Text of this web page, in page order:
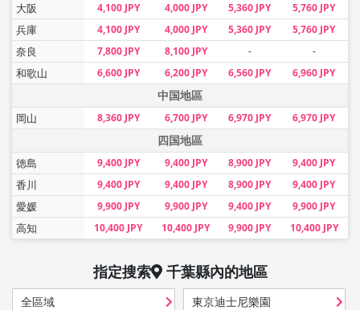
大阪 4,100 JPY 4,000 JPY 5,360 JPY 5,760 JPY
兵庫 4,100 JPY 4,000 JPY 5,360 JPY 5,760 JPY
奈良 7,800 JPY 8,100 JPY - -
和歌山 6,600 JPY 6,200 JPY 6,560 JPY 6,960 JPY
中国地區
岡山 8,360 JPY 6,700 JPY 6,970 JPY 6,970 JPY
四国地區
徳島 9,400 JPY 9,400 JPY 8,900 JPY 9,400 JPY
香川 9,400 JPY 9,400 JPY 8,900 JPY 9,400 JPY
愛媛 9,900 JPY 9,900 JPY 9,400 JPY 9,900 JPY
高知 10,400 JPY 10,400 JPY 9,900 JPY 10,400 JPY
指定搜索 千葉縣內的地區
全區域 東京迪士尼樂園